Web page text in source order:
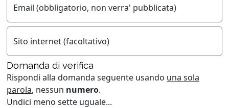
Email (obbligatorio, non verra' pubblicata)
Sito internet (facoltativo)
Domanda di verifica
Rispondi alla domanda seguente usando una sola
parola, nessun numero.
Undici meno sette uguale...